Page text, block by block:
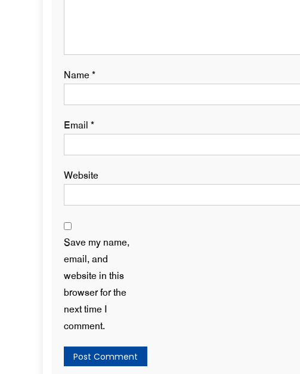
Name*
Email *
Website
Save my name,
email, and
website in this
browser for the
next time I
comment.